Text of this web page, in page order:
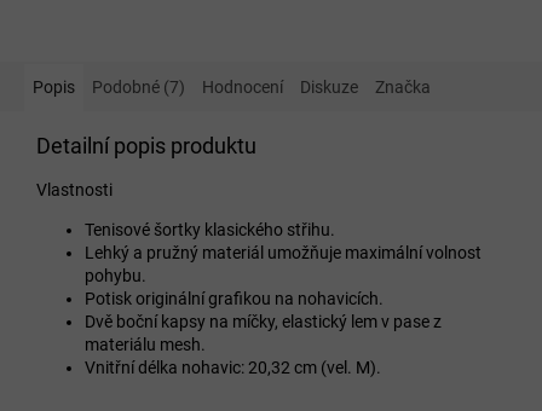
Popis Podobné (7) Hodnocení Diskuze Značka
Detailní popis produktu
Vlastnosti
Tenisové šortky klasického střihu.
Lehký a pružný materiál umožňuje maximální volnost
pohybu.
Potisk originální grafikou na nohavicích.
Dvě boční kapsy na míčky, elastický lem v pase z
materiálu mesh.
Vnitřní délka nohavic: 20,32 cm (vel. M).